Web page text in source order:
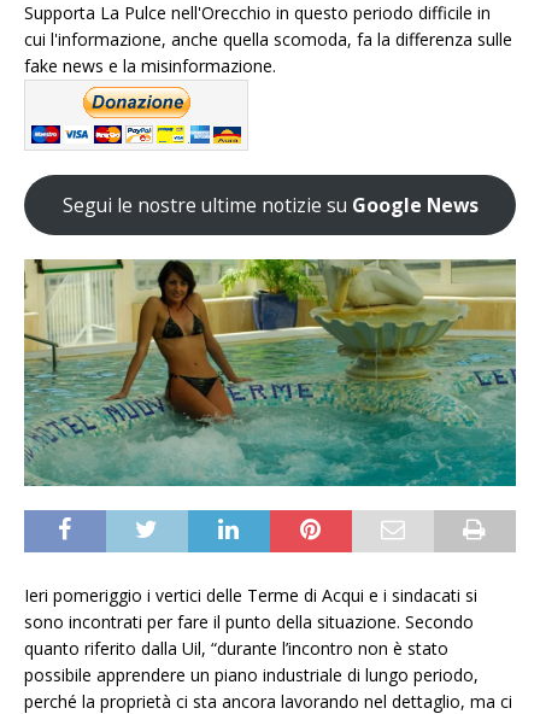
Supporta La Pulce nell'Orecchio in questo periodo difficile in
cui l'informazione, anche quella scomoda, fa la differenza sulle
fake news e la misinformazione.
Segui le nostre ultime notizie su Google News
Ieri pomeriggio i vertici delle Terme di Acqui e i sindacati si
sono incontrati per fare il punto della situazione. Secondo
quanto riferito dalla Uil, “durante l’incontro non è stato
possibile apprendere un piano industriale di lungo periodo,
perché la proprietà ci sta ancora lavorando nel dettaglio, ma ci